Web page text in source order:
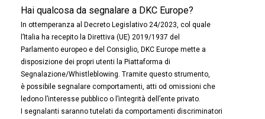
Hai qualcosa da segnalare a DKC Europe?
In ottemperanza al Decreto Legislativo 24/2023, col quale
l’Italia ha recepito la Direttiva (UE) 2019/1937 del
Parlamento europeo e del Consiglio, DKC Europe mette a
disposizione dei propri utenti la Piattaforma di
Segnalazione/Whistleblowing. Tramite questo strumento,
è possibile segnalare comportamenti, atti od omissioni che
ledono l’interesse pubblico o l’integrità dell’ente privato.
I segnalanti saranno tutelati da comportamenti discriminatori